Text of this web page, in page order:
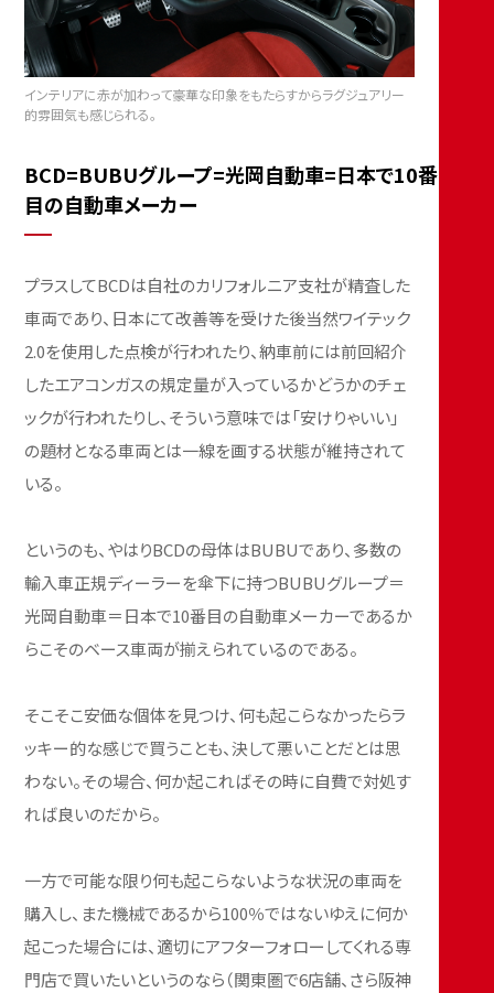
インテリアに赤が加わって豪華な印象をもたらすからラグジュアリー
的雰囲気も感じられる。
BCD=BUBUグループ=光岡自動車=日本で10番
目の自動車メーカー
プラスしてBCDは自社のカリフォルニア支社が精査した
車両であり、日本にて改善等を受けた後当然ワイテック
2.0を使用した点検が行われたり、納車前には前回紹介
したエアコンガスの規定量が入っているかどうかのチェ
ックが行われたりし、そういう意味では「安けりゃいい」
の題材となる車両とは一線を画する状態が維持されて
いる。
というのも、やはりBCDの母体はBUBUであり、多数の
輸入車正規ディーラーを傘下に持つBUBUグループ＝
光岡自動車＝日本で10番目の自動車メーカーであるか
らこそのベース車両が揃えられているのである。
そこそこ安価な個体を見つけ、何も起こらなかったらラ
ッキー的な感じで買うことも、決して悪いことだとは思
わない。その場合、何か起こればその時に自費で対処す
れば良いのだから。
一方で可能な限り何も起こらないような状況の車両を
購入し、また機械であるから100％ではないゆえに何か
起こった場合には、適切にアフターフォローしてくれる専
門店で買いたいというのなら（関東圏で6店舗、さら阪神